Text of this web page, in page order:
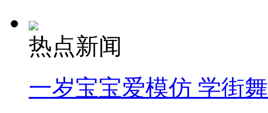
热点新闻
一岁宝宝爱模仿 学街